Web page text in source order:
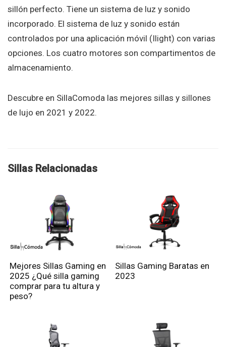
sillón perfecto. Tiene un sistema de luz y sonido
incorporado. El sistema de luz y sonido están
controlados por una aplicación móvil (Ilight) con varias
opciones. Los cuatro motores son compartimentos de
almacenamiento.
Descubre en SillaComoda las mejores sillas y sillones
de lujo en 2021 y 2022.
Sillas Relacionadas
Mejores Sillas Gaming en
2025 ¿Qué silla gaming
comprar para tu altura y
peso?
Sillas Gaming Baratas en
2023